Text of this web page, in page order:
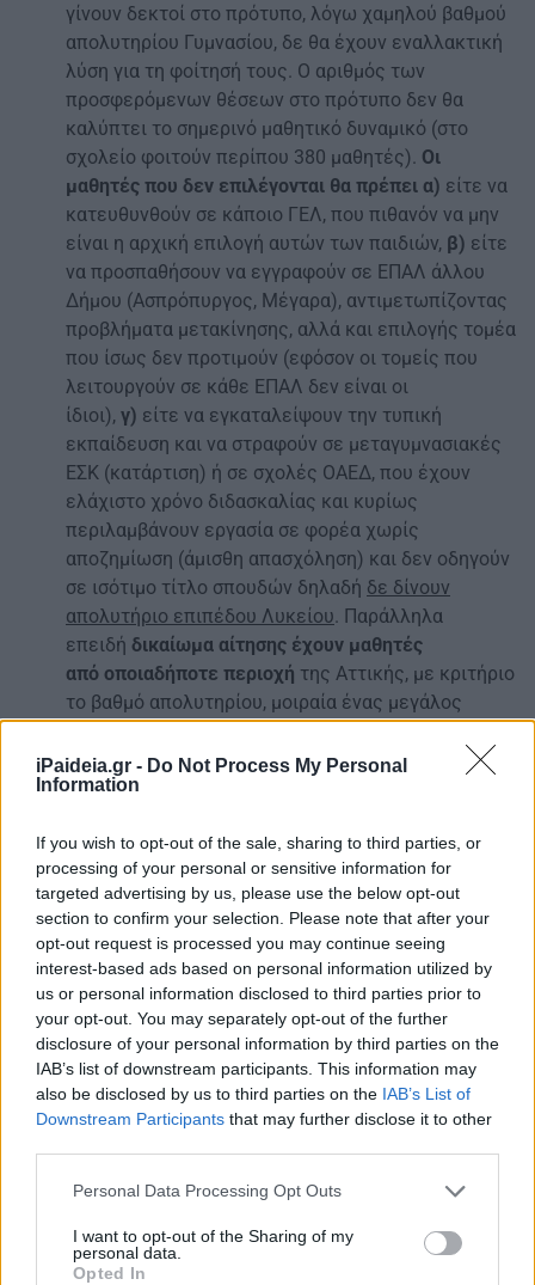
iPaideia.gr - Do Not Process My Personal
Information
If you wish to opt-out of the sale, sharing to third parties, or
processing of your personal or sensitive information for
targeted advertising by us, please use the below opt-out
section to confirm your selection. Please note that after your
opt-out request is processed you may continue seeing
interest-based ads based on personal information utilized by
us or personal information disclosed to third parties prior to
your opt-out. You may separately opt-out of the further
disclosure of your personal information by third parties on the
IAB’s list of downstream participants. This information may
also be disclosed by us to third parties on the IAB’s List of
Downstream Participants that may further disclose it to other
Please note that this website/app uses one or more Google
not limited to your visit or usage behaviour. You may click to
grant or deny consent to Google and its third-party tags to
Personal Data Processing Opt Outs
I want to opt-out of the Sharing of my
personal data.
Opted In
γίνουν δεκτοί στο πρότυπο, λόγω χαμηλού βαθμού
απολυτηρίου Γυμνασίου, δε θα έχουν εναλλακτική
λύση για τη φοίτησή τους. Ο αριθμός των
προσφερόμενων θέσεων στο πρότυπο δεν θα
καλύπτει το σημερινό μαθητικό δυναμικό (στο
σχολείο φοιτούν περίπου 380 μαθητές). Οι
μαθητές που δεν επιλέγονται θα πρέπει α) είτε να
κατευθυνθούν σε κάποιο ΓΕΛ, που πιθανόν να μην
είναι η αρχική επιλογή αυτών των παιδιών, β) είτε
να προσπαθήσουν να εγγραφούν σε ΕΠΑΛ άλλου
Δήμου (Ασπρόπυργος, Μέγαρα), αντιμετωπίζοντας
προβλήματα μετακίνησης, αλλά και επιλογής τομέα
που ίσως δεν προτιμούν (εφόσον οι τομείς που
λειτουργούν σε κάθε ΕΠΑΛ δεν είναι οι
ίδιοι), γ) είτε να εγκαταλείψουν την τυπική
εκπαίδευση και να στραφούν σε μεταγυμνασιακές
ΕΣΚ (κατάρτιση) ή σε σχολές ΟΑΕΔ, που έχουν
ελάχιστο χρόνο διδασκαλίας και κυρίως
περιλαμβάνουν εργασία σε φορέα χωρίς
αποζημίωση (άμισθη απασχόληση) και δεν οδηγούν
σε ισότιμο τίτλο σπουδών δηλαδή δε δίνουν
απολυτήριο επιπέδου Λυκείου. Παράλληλα
επειδή δικαίωμα αίτησης έχουν μαθητές
από οποιαδήποτε περιοχή της Αττικής, με κριτήριο
το βαθμό απολυτηρίου, μοιραία ένας μεγάλος
πλέον δικαίωμα εγγραφής.Με λίγα λόγια το
σχολείο που κάλυπτε τους μαθητές της περιοχής
Οι εκπαιδευτικοί που τοποθετούνται στο πρότυπο
ΕΠΑΛ καλούνται να εφαρμόζουν διάφορα
προγράμματα σύνδεσης με την αγορά, τις ανάγκες
των επιχειρήσεων κλπ, οι οποίες έχουν πρόσκαιρο
και εποχικό χαρακτήρα, αλλάζουν διαρκώς και
έχουν χρησιμότητα μόνο για ένα φορέα αυστηρά
και για μικρό χρονικό διάστημα. Άρα απομακρύνουν
τη διδασκαλία από τους στόχους της
επαγγελματικής εκπαίδευσης, δηλαδή οι μαθητές
να κατακτήσουν τη γνώση που χρειάζονται στο
πλαίσιο της ειδικότητάς τους, ώστε να μπορούν να
ανταποκρίνονται σε έναευρύ φάσματεχνικών
εφαρμογών και να μην είναι αναλώσιμο δυναμικό
Οι εκπαιδευτικοί θα πρέπει να παρακολουθούν
εντατικά προγράμματα επιμόρφωσης, σε ΑΕΙ,